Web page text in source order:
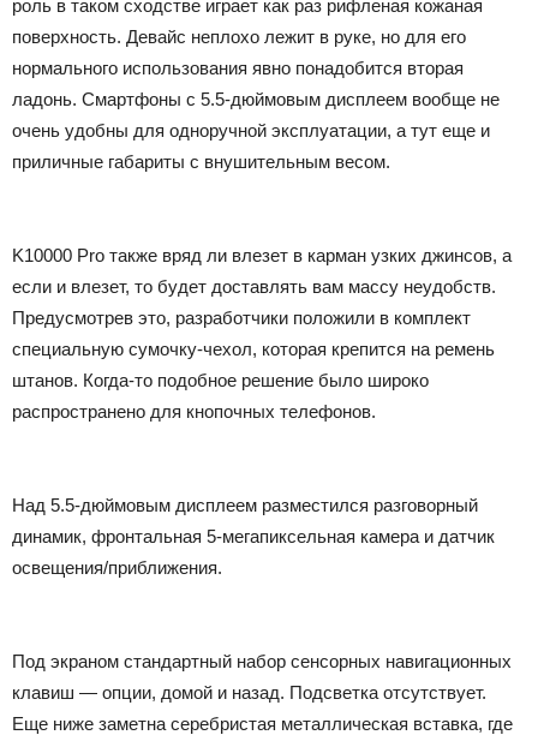
роль в таком сходстве играет как раз рифленая кожаная
поверхность. Девайс неплохо лежит в руке, но для его
нормального использования явно понадобится вторая
ладонь. Смартфоны с 5.5-дюймовым дисплеем вообще не
очень удобны для одноручной эксплуатации, а тут еще и
приличные габариты с внушительным весом.
K10000 Pro также вряд ли влезет в карман узких джинсов, а
если и влезет, то будет доставлять вам массу неудобств.
Предусмотрев это, разработчики положили в комплект
специальную сумочку-чехол, которая крепится на ремень
штанов. Когда-то подобное решение было широко
распространено для кнопочных телефонов.
Над 5.5-дюймовым дисплеем разместился разговорный
динамик, фронтальная 5-мегапиксельная камера и датчик
освещения/приближения.
Под экраном стандартный набор сенсорных навигационных
клавиш — опции, домой и назад. Подсветка отсутствует.
Еще ниже заметна серебристая металлическая вставка, где